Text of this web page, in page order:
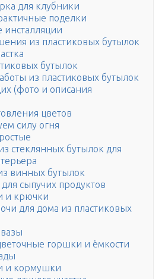
для клубники
поделки
инсталляции
из пластиковых бутылок
бутылок
из пластиковых бутылок
(фото и описания
цветов
силу огня
стеклянных бутылок для
винных бутылок
сыпучих продуктов
и крючки
для дома из пластиковых
горшки и ёмкости
и кормушки